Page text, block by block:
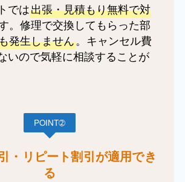
では出張・見積もり無料で対
。修理で交換してもらった部
発生しません。キャンセル費
いので気軽に相談することが
POINT➁
・リピート割引が適用でき
る